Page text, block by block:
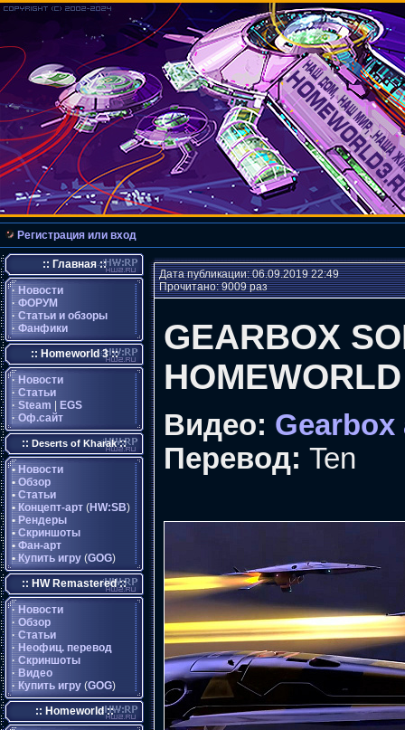
Регистрация или вход
:: Главная ::
· Новости
· ФОРУМ
· Статьи и обзоры
· Фанфики
:: Homeworld 3 ::
· Новости
· Статьи
· Steam
EGS
· Оф.сайт
:: Deserts of Kharak::
• Новости
• Обзор
• Статьи
• Концепт-арт (HW:SB)
• Рендеры
• Скриншоты
• Фан-арт
• Купить игру (GOG)
:: HW Remastered ::
· Новости
· Обзор
· Статьи
· Неофиц. перевод
· Скриншоты
· Видео
· Купить игру (GOG)
:: Homeworld ::
Дата публикации: 06.09.2019 22:49
Прочитано: 9009 раз
GEARBOX
HOMEWORLD
Видео: Gearbox
Перевод: Ten